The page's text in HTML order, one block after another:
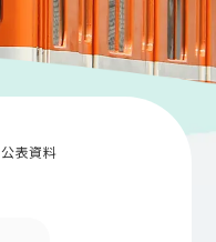
公表資料